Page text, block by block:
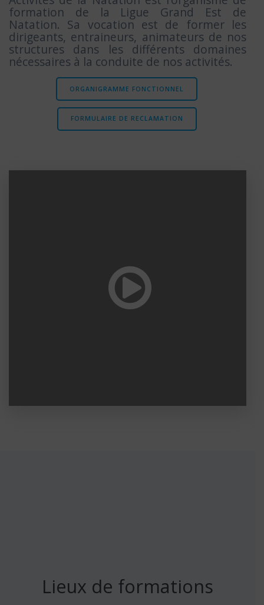
formation de la Ligue Grand Est de
Natation. Sa vocation est de former les
dirigeants, entraineurs, animateurs de nos
structures dans les différents domaines
nécessaires à la conduite de nos activités.
ORGANIGRAMME FONCTIONNEL
FORMULAIRE DE RECLAMATION
Lieux de formations